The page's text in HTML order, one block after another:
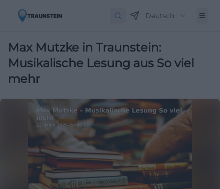
Deutsch
Max Mutzke in Traunstein:
Musikalische Lesung aus So viel
mehr